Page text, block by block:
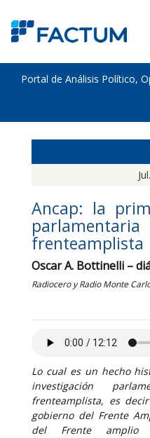
Portal de Análisis Político,
Ancap: la
frenteamplista
Oscar A. Bottinelli –
Radiocero y Radio Monte
Lo cual es un hecho
investigación
frenteamplista, es
gobierno del Frente
del Frente